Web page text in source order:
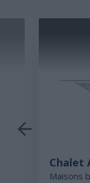
Chalet
Maisons